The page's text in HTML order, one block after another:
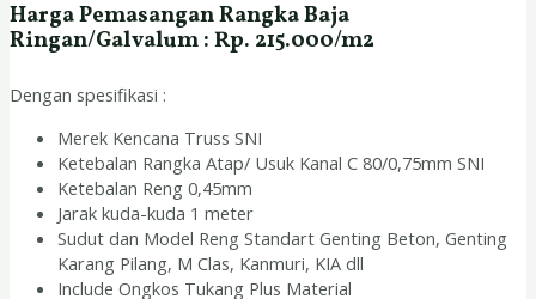
Harga Pemasangan Rangka Baja
Ringan/Galvalum : Rp. 215.000/m2
Dengan spesifikasi :
Merek Kencana Truss SNI
Ketebalan Rangka Atap/ Usuk Kanal C 80/0,75mm SNI
Ketebalan Reng 0,45mm
Jarak kuda-kuda 1 meter
Sudut dan Model Reng Standart Genting Beton, Genting
Karang Pilang, M Clas, Kanmuri, KIA dll
Include Ongkos Tukang Plus Material